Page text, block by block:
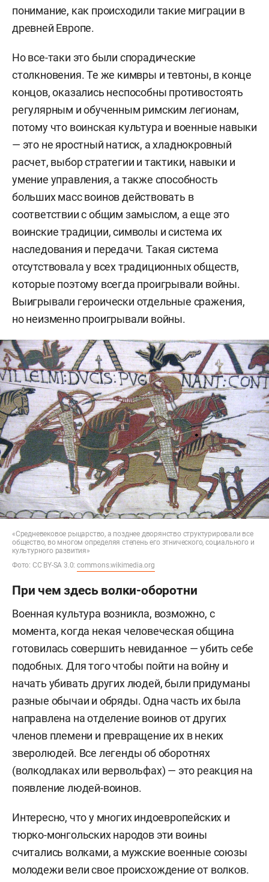
понимание, как происходили такие миграции в
древней Европе.
Но все-таки это были спорадические
столкновения. Те же кимвры и тевтоны, в конце
концов, оказались неспособны противостоять
регулярным и обученным римским легионам,
потому что воинская культура и военные навыки
— это не яростный натиск, а хладнокровный
расчет, выбор стратегии и тактики, навыки и
умение управления, а также способность
больших масс воинов действовать в
соответствии с общим замыслом, а еще это
воинские традиции, символы и система их
наследования и передачи. Такая система
отсутствовала у всех традиционных обществ,
которые поэтому всегда проигрывали войны.
Выигрывали героически отдельные сражения,
но неизменно проигрывали войны.
«Средневековое рыцарство, а позднее дворянство структурировали все
общество, во многом определяя степень его этнического, социального и
культурного развития»
Фото: CC BY-SA 3.0: commons.wikimedia.org
При чем здесь волки-оборотни
Военная культура возникла, возможно, с
момента, когда некая человеческая община
готовилась совершить невиданное — убить себе
подобных. Для того чтобы пойти на войну и
начать убивать других людей, были придуманы
разные обычаи и обряды. Одна часть их была
направлена на отделение воинов от других
членов племени и превращение их в неких
зверолюдей. Все легенды об оборотнях
(волкодлаках или вервольфах) — это реакция на
появление людей-воинов.
Интересно, что у многих индоевропейских и
тюрко-монгольских народов эти воины
считались волками, а мужские военные союзы
молодежи вели свое происхождение от волков.